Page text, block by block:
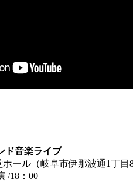
ド音楽ライブ
ホール （岐阜市伊那波通1丁目
/18 ：00